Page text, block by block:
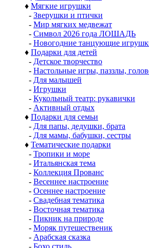
♦ Мягкие игрушки
- Зверушки и птички
- Мир мягких медвежат
- Символ 2026 года ЛОШАДЬ
- Новогодние танцующие
♦ Подарки для детей
- Детское творчество
- Настольные игры, паззлы,
- Для малышей
- Игрушки
- Кукольный театр: рукавички
- Активный отдых
♦ Подарки для семьи
- Для папы, дедушки, брата
- Для мамы, бабушки, сестры
♦ Тематические подарки
- Тропики и море
- Итальянская тема
- Коллекция Прованс
- Весеннее настроение
- Осеннее настроение
- Свадебная тематика
- Восточная тематика
- Пикник на природе
- Моряк путешественик
- Арабская сказка
- Бохо стиль